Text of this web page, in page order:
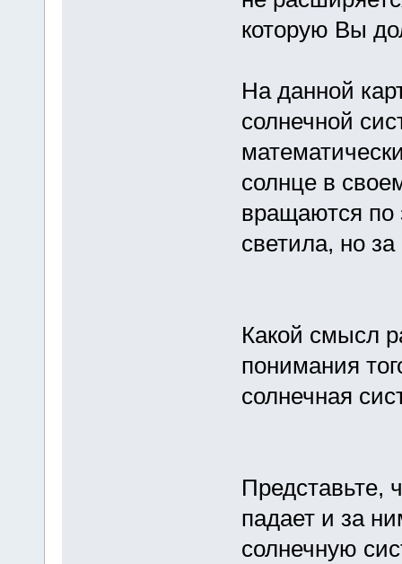
которую Вы
На данной
солнечной
солнце в
вращаются по
светила, но
Какой смысл
понимания
солнечная
Представьте,
падает и за
солнечную